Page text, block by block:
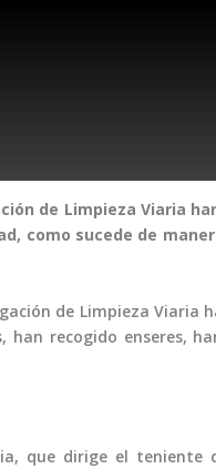
de Limpieza Viaria
como sucede de
de Limpieza Viaria
han recogido enseres,
que dirige el teniente